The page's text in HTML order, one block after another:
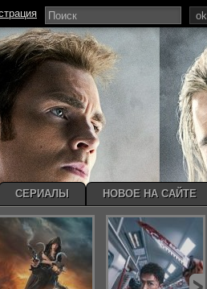
ok
СЕРИАЛЫ НОВОЕ НА САЙТЕ